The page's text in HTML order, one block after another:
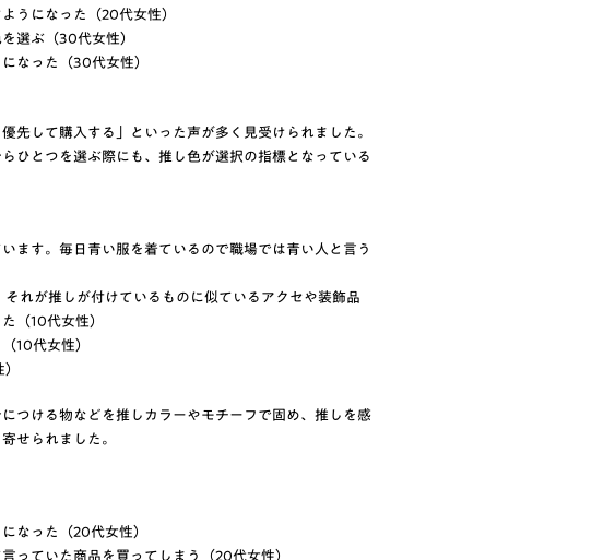
うになった（20代女性）
選ぶ（30代女性）
なった（30代女性）
先して購入する」といった声が多く見受けられました。
ひとつを選ぶ際にも、推し色が選択の指標となっている
ます。毎日青い服を着ているので職場では青い人と言う
れが推しが付けているものに似ているアクセや装飾品
（10代女性）
10代女性）
つける物などを推しカラーやモチーフで固め、推しを感
せられました。
なった（20代女性）
っていた商品を買ってしまう（20代女性）